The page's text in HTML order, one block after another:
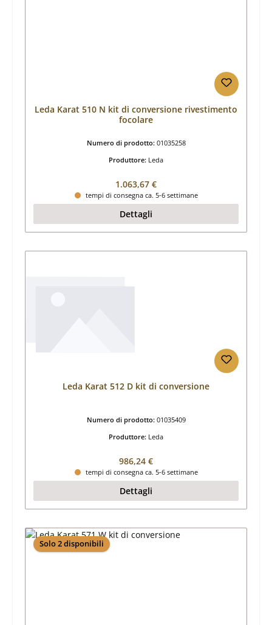
Leda Karat 510 N kit di conversione rivestimento
focolare
Numero di prodotto: 01035258
Produttore: Leda
Prezzo normale:
1.063,67 €
tempi di consegna ca. 5-6 settimane
Dettagli
Leda Karat 512 D kit di conversione
Numero di prodotto: 01035409
Produttore: Leda
Prezzo normale:
986,24 €
tempi di consegna ca. 5-6 settimane
Dettagli
Solo 2 disponibili